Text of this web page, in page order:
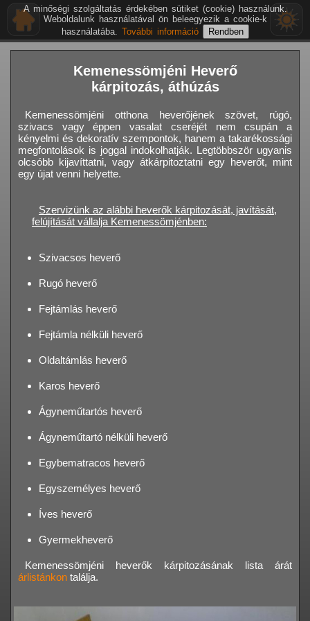
Kemenessömjéni Heverő
kárpitozás, áthúzás
Kemenessömjéni otthona heverőjének szövet, rúgó,
szivacs vagy éppen vasalat cseréjét nem csupán a
kényelmi és dekoratív szempontok, hanem a takarékossági
megfontolások is joggal indokolhatják. Legtöbbször ugyanis
olcsóbb kijavíttatni, vagy átkárpitoztatni egy heverőt, mint
egy újat venni helyette.
Szervizünk az alábbi heverők kárpitozását, javítását,
felújítását vállalja Kemenessömjénben:
Szivacsos heverő
Rugó heverő
Fejtámlás heverő
Fejtámla nélküli heverő
Oldaltámlás heverő
Karos heverő
Ágyneműtartós heverő
Ágyneműtartó nélküli heverő
Egybematracos heverő
Egyszemélyes heverő
Íves heverő
Gyermekheverő
Kemenessömjéni heverők kárpitozásának lista árát
árlistánkon találja.
A minőségi szolgáltatás érdekében sütiket (cookie) használunk.
Weboldalunk használatával ön beleegyezik a cookie-k
használatába. További információ